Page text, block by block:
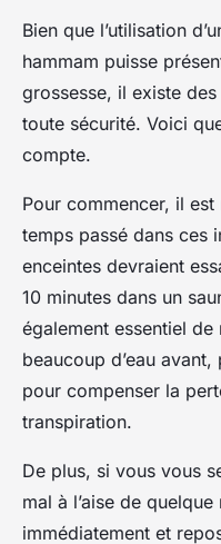
Bien que l’utilisation
hammam puisse
grossesse, il existe
toute sécurité. Voici
compte.
Pour commencer, il
temps passé dans ces
enceintes devraient
10 minutes dans un
également essentiel
beaucoup d’eau
pour compenser la
transpiration.
De plus, si vous vous
mal à l’aise de
immédiatement et